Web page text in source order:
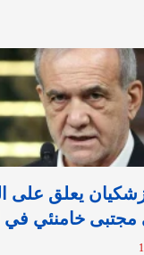
يعلق على
مجتبى خامنئي